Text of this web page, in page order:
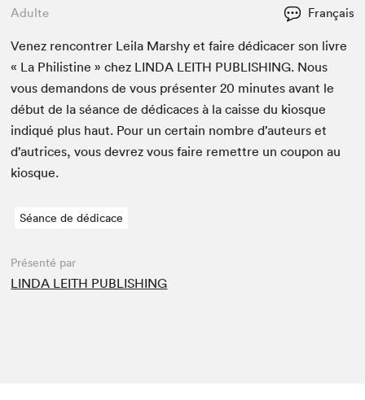
Adulte Français
Venez ren­con­tr­er Leila Marshy et faire dédi­cac­er son livre
« La Philis­tine » chez LIN­DA LEI­TH PUB­LISH­ING. Nous
vous deman­dons de vous présen­ter20 min­utes avant le
début de la séance de dédi­caces à la caisse du kiosque
indiqué plus haut. Pour un cer­tain nom­bre d’auteurs et
d’autrices, vous devrez vous faire remet­tre un coupon au
kiosque.
Séance de dédicace
Présenté par
LINDA LEITH PUBLISHING